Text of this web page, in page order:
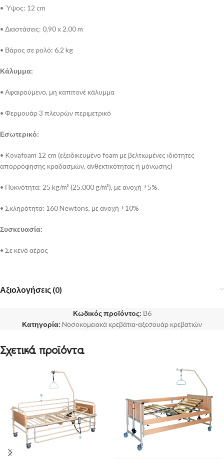
• Ύψος: 12 cm
• Διαστάσεις: 0,90 x 2,00 m
• Βάρος σε ρολό: 6,2 kg
Κάλυμμα:
• Αφαιρούμενο, μη καπιτονέ κάλυμμα
• Φερμουάρ 3 πλευρών περιμετρικό
Εσωτερικό:
• Kovafoam 12 cm (εξειδικευμένο foam με βελτιωμένες ιδιότητες
απορρόφησης κραδασμών, ανθεκτικότητας ή μόνωσης)
• Πυκνότητα: 25 kg/m³ (25.000 g/m³), με ανοχή ±5%.
• Σκληρότητα: 160 Newtons, με ανοχή ±10%
Συσκευασία:
• Σε κενό αέρος
Αξιολογήσεις (0)
Κωδικός προϊόντος: Β6
Κατηγορία: Nοσοκομειακά κρεβάτια-αξεσουάρ κρεβατιών
Σχετικά προϊόντα